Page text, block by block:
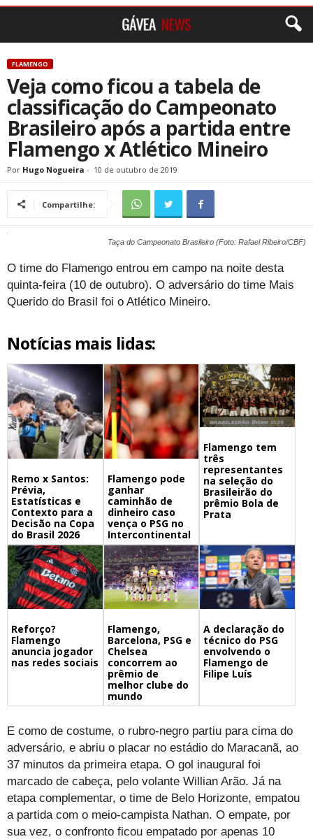
FLAMENGO
Veja como ficou a tabela de
classificação do Campeonato
Brasileiro após a partida entre
Flamengo x Atlético Mineiro
Por Hugo Nogueira - 10 de outubro de 2019
Compartilhe:
Taça do Campeonato Brasileiro (Foto: Rafael Ribeiro/CBF)
O time do Flamengo entrou em campo na noite desta
quinta-feira (10 de outubro). O adversário do time Mais
Querido do Brasil foi o Atlético Mineiro.
Notícias mais lidas:
Remo x Santos:
Prévia,
Estatísticas e
Contexto para a
Decisão na Copa
do Brasil 2026
Flamengo pode
ganhar
caminhão de
dinheiro caso
vença o PSG no
Intercontinental
Flamengo tem
três
representantes
na seleção do
Brasileirão do
prêmio Bola de
Prata
Reforço?
Flamengo
anuncia jogador
nas redes sociais
Flamengo,
Barcelona, PSG e
Chelsea
concorrem ao
prêmio de
melhor clube do
mundo
A declaração do
técnico do PSG
envolvendo o
Flamengo de
Filipe Luís
E como de costume, o rubro-negro partiu para cima do
adversário, e abriu o placar no estádio do Maracanã, ao
37 minutos da primeira etapa. O gol inaugural foi
marcado de cabeça, pelo volante Willian Arão. Já na
etapa complementar, o time de Belo Horizonte, empatou
a partida com o meio-campista Nathan. O empate, por
sua vez, o confronto ficou empatado por apenas 10